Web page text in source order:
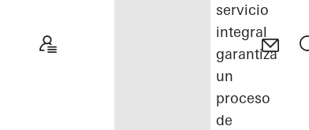
servicio
integral
garantiza
un
proceso
de